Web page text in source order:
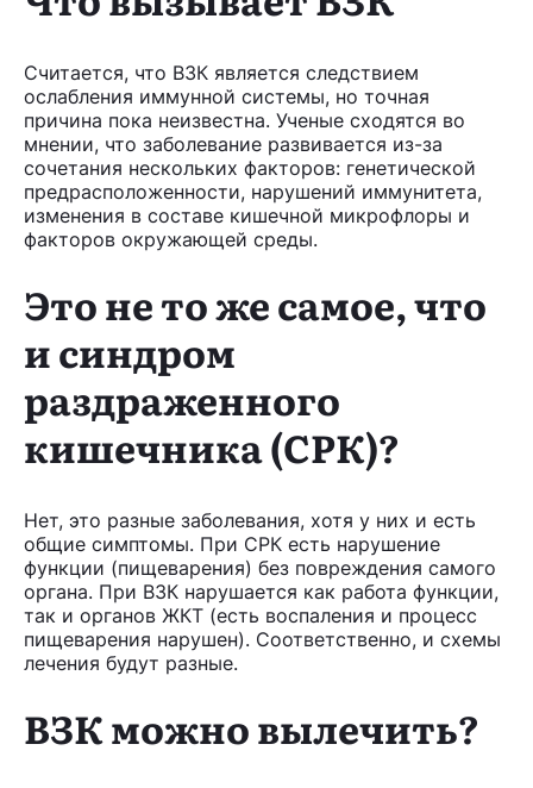
Считается, что ВЗК является следствием
ослабления иммунной системы, но точная
причина пока неизвестна. Ученые сходятся во
мнении, что заболевание развивается из-за
сочетания нескольких факторов: генетической
предрасположенности, нарушений иммунитета,
изменения в составе кишечной микрофлоры и
факторов окружающей среды.
Это не то же самое, что
и синдром
раздраженного
кишечника (СРК)?
Нет, это разные заболевания, хотя у них и есть
общие симптомы. При СРК есть нарушение
функции (пищеварения) без повреждения самого
органа. При ВЗК нарушается как работа функции,
так и органов ЖКТ (есть воспаления и процесс
пищеварения нарушен). Соответственно, и схемы
лечения будут разные.
ВЗК можно вылечить?